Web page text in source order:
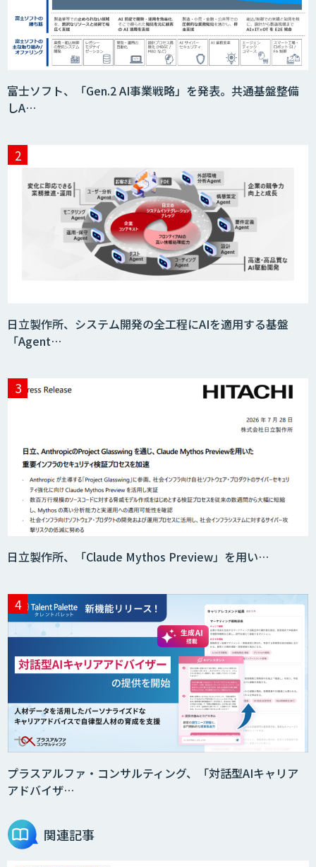
BIGDAT@Analysis
Kurrant.ai
KIBIT Amanogawa
匠KIBIT零
saki-mori
AI・DXコンサルティング伴走支援サービ
AI受託開発（データ分析・画像認識）
富士ソフト、「Gen.2 AI事業戦略」を発表。共通基盤整備
しA…
日立製作所、システム開発の全工程にAIを適用する基盤
「Agent…
日立製作所、「Claude Mythos Preview」を用い…
プラスアルファ・コンサルティング、「対話型AIキャリア
アドバイザ…
関連記事